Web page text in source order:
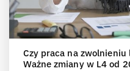
Czy praca na
Ważne zmiany w L4 od